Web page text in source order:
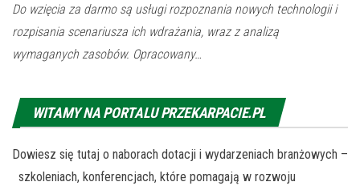
Do wzięcia za darmo są usługi rozpoznania nowych technologii i
rozpisania scenariusza ich wdrażania, wraz z analizą
wymaganych zasobów. Opracowany…
WITAMY NA PORTALU PRZEKARPACIE.PL
Dowiesz się tutaj o naborach dotacji i wydarzeniach branżowych –
szkoleniach, konferencjach, które pomagają w rozwoju